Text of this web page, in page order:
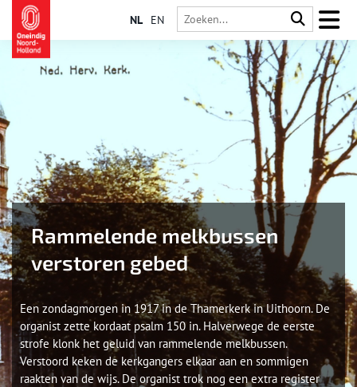
NL EN
Rammelende melkbussen
verstoren gebed
Een zondagmorgen in 1917 in de Thamerkerk in Uithoorn. De
organist zette kordaat psalm 150 in. Halverwege de eerste
strofe klonk het geluid van rammelende melkbussen.
Verstoord keken de kerkgangers elkaar aan en sommigen
raakten van de wijs. De organist trok nog een extra register